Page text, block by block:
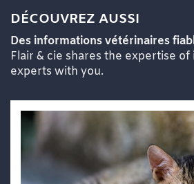
DÉCOUVREZ AUSSI
Des informations vétérinaires
Flair & cie shares the expertise of
experts with you.